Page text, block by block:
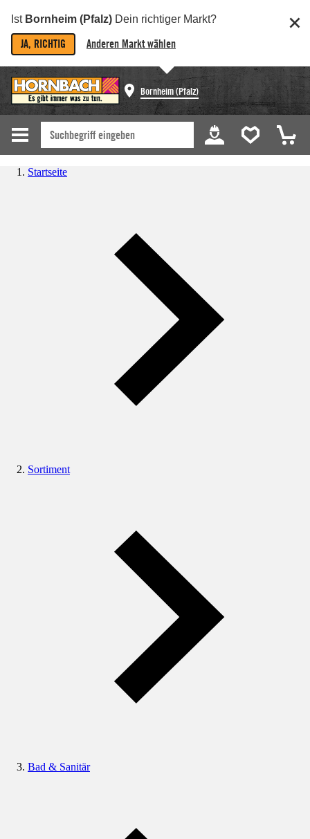
Ist Bornheim (Pfalz) Dein richtiger Markt?
JA, RICHTIG Anderen Markt wählen
Bornheim (Pfalz)
Startseite
Sortiment
Bad & Sanitär